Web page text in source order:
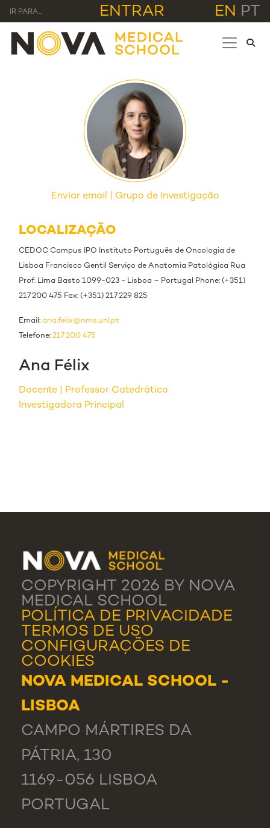
IR PARA... ENTRAR EN PT
Enviar email Grupo de Investigação
LOCALIZAÇÃO
CEDOC Campus IPO Instituto Português de Oncologia de
Lisboa Francisco Gentil Serviço de Anatomia Patológica Rua
Prof. Lima Basto 1099-023 - Lisboa – Portugal Phone: (+351)
217 200 475 Fax: (+351) 217 229 825
Email: ana.felix@nms.unl.pt
Telefone: 217 200 475
Ana Félix
Docente
Professor Catedrático
Investigadora Principal
COPYRIGHT 2026 BY NOVA
MEDICAL SCHOOL
POLÍTICA DE PRIVACIDADE
TERMOS DE USO
CONFIGURAÇÕES DE
COOKIES
NOVA MEDICAL SCHOOL -
LISBOA
CAMPO MÁRTIRES DA
PÁTRIA, 130
1169-056 LISBOA
PORTUGAL